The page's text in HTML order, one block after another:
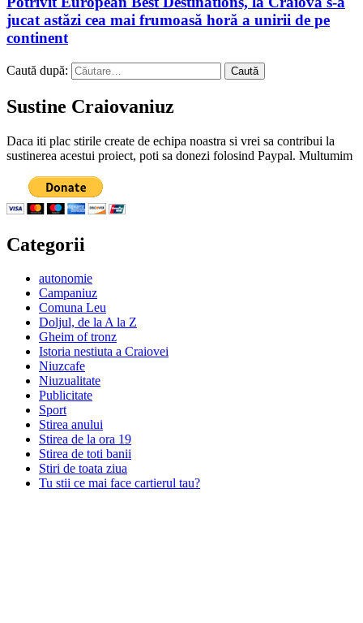
jucat astăzi cea mai frumoasă horă a unirii de pe
continent
Caută după:
Sustine Craiovaniuz
Daca iti plac stirile create de echipa noastra si vrei sa contribui la
sustinerea acestui proiect, poti sa donezi folosind Paypal. Multumim
Categorii
autonomie
Campaniuz
Comuna Leu
Doljul, de la A la Z
Gheim of tronz
Istoria nestiuta a Craiovei
Niuzcafe
Niuzualitate
Publicitate
Sport
Stirea anului
Stirea de la ora 19
Stirea de toti banii
Stiri de toata ziua
Tu stii ce mai face cartierul tau?